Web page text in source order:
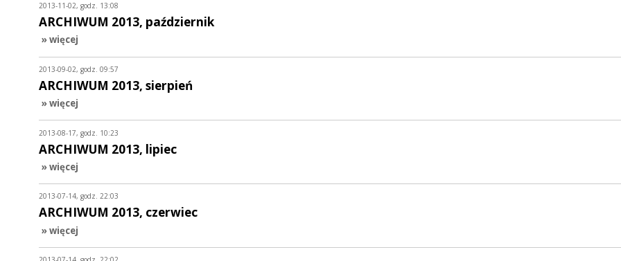
2013-11-02, godz. 13:08
ARCHIWUM 2013, październik
» więcej
2013-09-02, godz. 09:57
ARCHIWUM 2013, sierpień
» więcej
2013-08-17, godz. 10:23
ARCHIWUM 2013, lipiec
» więcej
2013-07-14, godz. 22:03
ARCHIWUM 2013, czerwiec
» więcej